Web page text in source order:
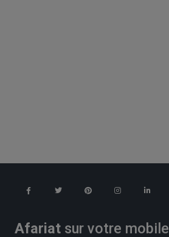
Afariat sur votre mobile